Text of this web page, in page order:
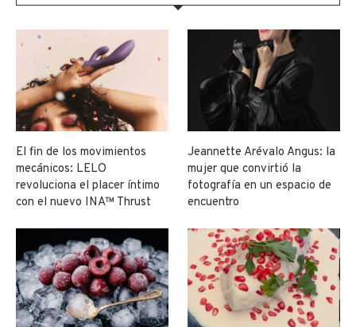
El fin de los movimientos
mecánicos: LELO
revoluciona el placer íntimo
con el nuevo INA™ Thrust
Jeannette Arévalo Angus: la
mujer que convirtió la
fotografía en un espacio de
encuentro